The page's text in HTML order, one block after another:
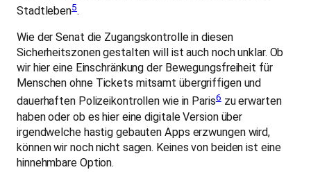
Stadtleben5.
Wie der Senat die Zugangskontrolle in diesen
Sicherheitszonen gestalten will ist auch noch unklar. Ob
wir hier eine Einschränkung der Bewegungsfreiheit für
Menschen ohne Tickets mitsamt übergriffigen und
dauerhaften Polizeikontrollen wie in Paris6zu erwarten
haben oder ob es hier eine digitale Version über
irgendwelche hastig gebauten Apps erzwungen wird,
können wir noch nicht sagen. Keines von beiden ist eine
hinnehmbare Option.